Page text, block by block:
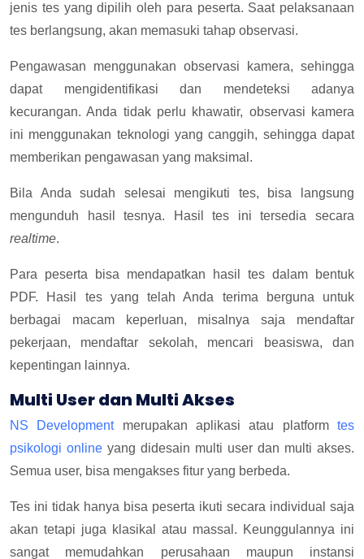
jenis tes yang dipilih oleh para peserta. Saat pelaksanaan
tes berlangsung, akan memasuki tahap observasi.
Pengawasan menggunakan observasi kamera, sehingga
dapat mengidentifikasi dan mendeteksi adanya
kecurangan. Anda tidak perlu khawatir, observasi kamera
ini menggunakan teknologi yang canggih, sehingga dapat
memberikan pengawasan yang maksimal.
Bila Anda sudah selesai mengikuti tes, bisa langsung
mengunduh hasil tesnya. Hasil tes ini tersedia secara
realtime.
Para peserta bisa mendapatkan hasil tes dalam bentuk
PDF. Hasil tes yang telah Anda terima berguna untuk
berbagai macam keperluan, misalnya saja mendaftar
pekerjaan, mendaftar sekolah, mencari beasiswa, dan
kepentingan lainnya.
Multi User dan Multi Akses
NS Developmentmerupakan aplikasi atau platformtes
psikologi online yang didesain multi user dan multi akses.
Semua user, bisa mengakses fitur yang berbeda.
Tes ini tidak hanya bisa peserta ikuti secara individual saja
akan tetapi juga klasikal atau massal. Keunggulannya ini
sangat memudahkan perusahaan maupun instansi